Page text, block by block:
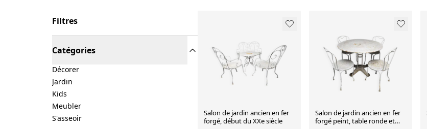
Filtres
Catégories
Décorer
Jardin
Kids
Meubler
S'asseoir
Salon de jardin ancien en fer
forgé, début du XXe siècle
Salon de jardin ancien en fer
forgé peint, table ronde et